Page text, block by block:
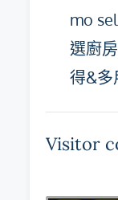
mo
選廚
得&多
Visitor